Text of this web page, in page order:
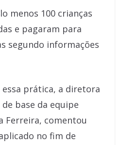
menos 100 crianças
e pagaram para
segundo informações
essa prática, a diretora
base da equipe
Ferreira, comentou
no fim de